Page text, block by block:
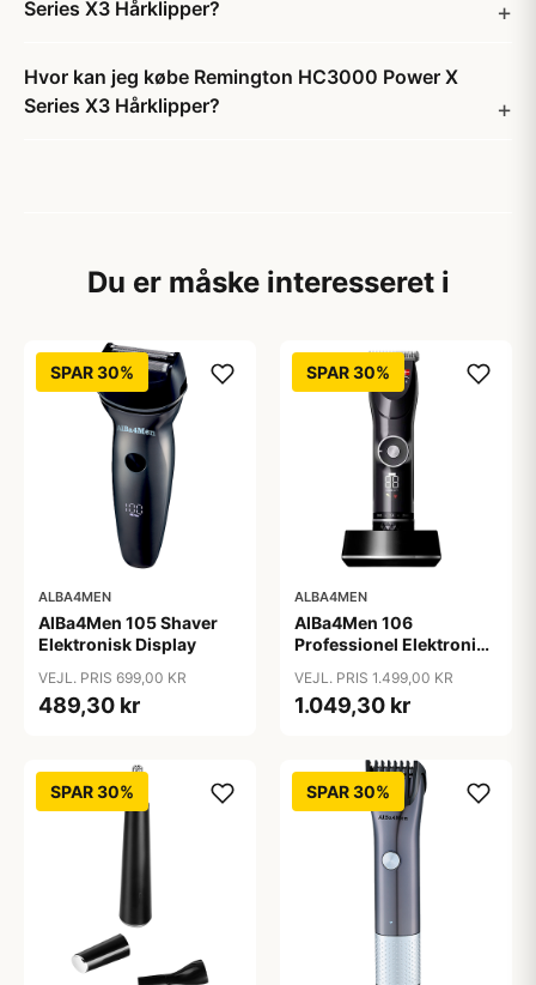
Series X3 Hårklipper?
Hvor kan jeg købe Remington HC3000 Power X
Series X3 Hårklipper?
Du er måske interesseret i
SPAR 30%
ALBA4MEN
AlBa4Men 105 Shaver
Elektronisk Display
VEJL. PRIS 699,00 KR
489,30 kr
SPAR 30%
ALBA4MEN
AlBa4Men 106
Professionel Elektronisk
VEJL. PRIS 1.499,00 KR
1.049,30 kr
SPAR 30% SPAR 30%